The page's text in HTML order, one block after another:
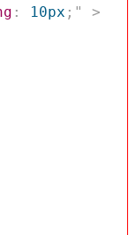
: 10px ; "
>